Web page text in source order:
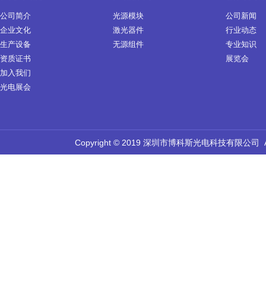
公司简介
企业文化
生产设备
资质证书
加入我们
光电展会
光源模块
激光器件
无源组件
公司新闻
行业动态
专业知识
展览会
Copyright © 2019 深圳市博科斯光电科技